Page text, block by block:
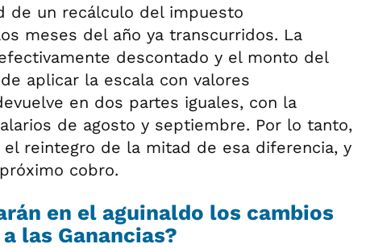
de un recálculo del impuesto
meses del año ya transcurridos. La
descontado y el monto del
aplicar la escala con valores
en dos partes iguales, con la
de agosto y septiembre. Por lo tanto,
reintegro de la mitad de esa diferencia, y
cobro.
en el aguinaldo los cambios
las Ganancias?